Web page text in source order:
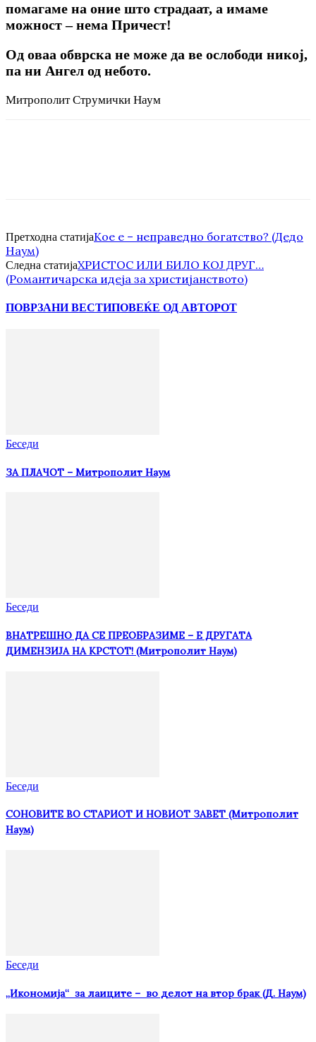
помагаме на оние што страдаат, а имаме
можност – нема Причест!
Од оваа обврска не може да ве ослободи никој,
па ни Ангел од небото.
Митрополит Струмички Наум
Претходна статијаКое е – неправедно богатство? (Дедо
Наум)
Следна статијаХРИСТОС ИЛИ БИЛО КОЈ ДРУГ…
(Романтичарска идеја за христијанството)
ПОВРЗАНИ ВЕСТИПОВЕЌЕ ОД АВТОРОТ
Беседи
ЗА ПЛАЧОТ – Митрополит Наум
Беседи
ВНАТРЕШНО ДА СЕ ПРЕОБРАЗИМЕ – Е ДРУГАТА
ДИМЕНЗИЈА НА КРСТОТ! (Митрополит Наум)
Беседи
СОНОВИТЕ ВО СТАРИОТ И НОВИОТ ЗАВЕТ (Митрополит
Наум)
Беседи
„Икономија“ за лаиците – во делот на втор брак (Д. Наум)